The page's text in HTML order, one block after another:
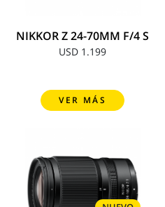
NIKKOR Z 24-70MM F/4 S
USD 1.199
VER MÁS